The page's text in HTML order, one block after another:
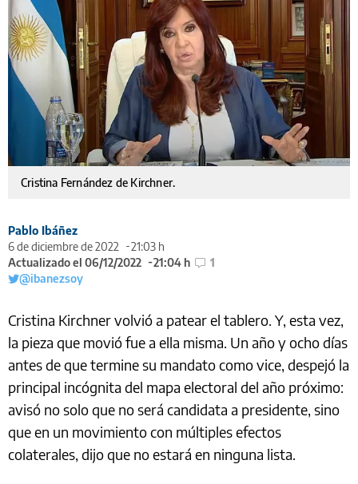
Cristina Fernández de Kirchner.
Pablo Ibáñez
6 de diciembre de 2022
21:03 h
Actualizado el 06/12/2022
21:04 h
1
@ibanezsoy
Cristina Kirchner volvió a patear el tablero. Y, esta vez,
la pieza que movió fue a ella misma. Un año y ocho días
antes de que termine su mandato como vice, despejó la
principal incógnita del mapa electoral del año próximo:
avisó no solo que no será candidata a presidente, sino
que en un movimiento con múltiples efectos
colaterales, dijo que no estará en ninguna lista.